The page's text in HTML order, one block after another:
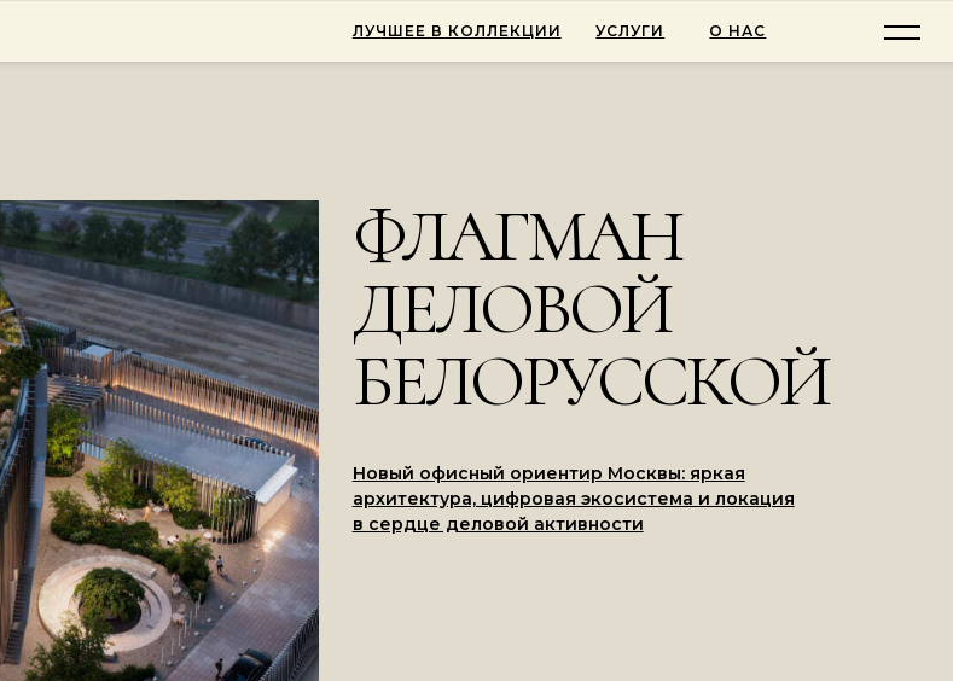
ЛУЧШЕЕ В КОЛЛЕКЦИИ УСЛУГИ О НАС
ФЛАГМАН
ДЕЛОВОЙ
БЕЛОРУССКОЙ
Новый офисный ориентир Москвы: яркая
архитектура, цифровая экосистема и локация
в сердце деловой активности